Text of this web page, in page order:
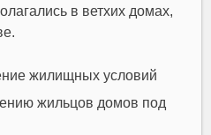
в ветхих домах,
жилищных условий
жильцов домов под